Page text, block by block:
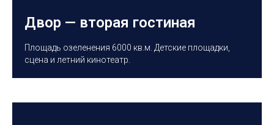
Двор — вторая гостиная
Площадь озеленения 6000 кв.м. Детские площадки,
сцена и летний кинотеатр.